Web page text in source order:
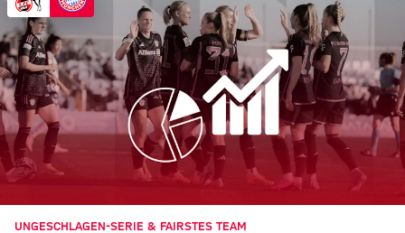
UNGESCHLAGEN-SERIE & FAIRSTES TEAM